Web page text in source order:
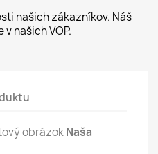
našich zákazníkov. Náš
našich VOP.
obrázokNaša